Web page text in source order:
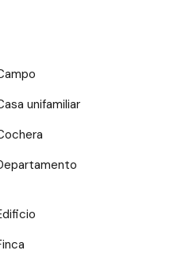
unifamiliar